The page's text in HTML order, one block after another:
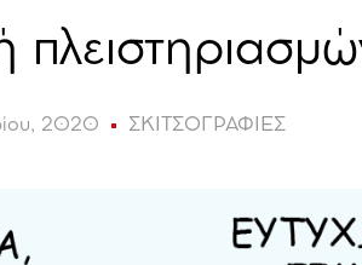
2020 ΣΚΙΤΣΟΓΡΑΦΙΕΣ